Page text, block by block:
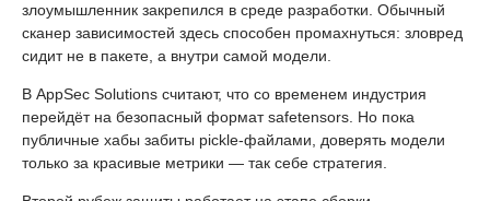
злоумышленник закрепился в среде разработки. Обычный
сканер зависимостей здесь способен промахнуться: зловред
сидит не в пакете, а внутри самой модели.
В AppSec Solutions считают, что со временем индустрия
перейдёт на безопасный формат safetensors. Но пока
публичные хабы забиты pickle-файлами, доверять модели
только за красивые метрики — так себе стратегия.